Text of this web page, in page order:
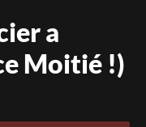
a
Moitié !)